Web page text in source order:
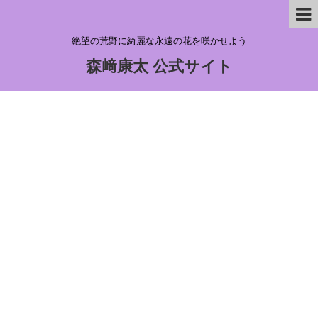
絶望の荒野に綺麗な永遠の花を咲かせよう
森﨑康太 公式サイト